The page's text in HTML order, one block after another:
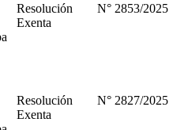
Resolución
Exenta
N° 2853/2025
Resolución
Exenta
N° 2827/2025